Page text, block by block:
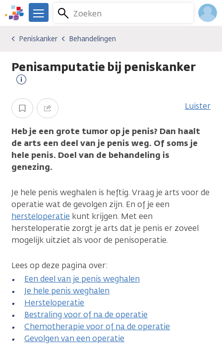
Overslaan
en
gaan
We
er
je.
Kanker.nl
Zoeken
Menu
Kankersoorten
Peniskanker
Behandelingen
Peniskanker Behandelingen
Penisamputatie bij peniskanker
informatie
Opslaan Delen Luister
Heb je een grote tumor op je penis? Dan haalt
de arts een deel van je penis weg. Of soms je
hele penis. Doel van de behandeling is
genezing.
Je hele penis weghalen is heftig. Vraag je arts voor de
operatie wat de gevolgen zijn. En of je een
hersteloperatie kunt krijgen. Met een
hersteloperatie zorgt je arts dat je penis er zoveel
mogelijk uitziet als voor de penisoperatie.
Lees op deze pagina over:
Een deel van je penis weghalen
Je hele penis weghalen
Hersteloperatie
Bestraling voor of na de operatie
Chemotherapie voor of na de operatie
Gevolgen van een operatie